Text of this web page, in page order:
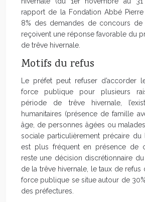
rapport de la Fondation Abbé
8% des demandes de concours
reçoivent une réponse favorable du
de trêve hivernale.
Motifs du refus
Le préfet peut refuser d’accorder
force publique pour plusieurs
période de trêve hivernale,
humanitaires (présence de famille
âge, de personnes âgées ou
sociale particulièrement précaire du
est plus fréquent en présence de
reste une décision discrétionnaire
de la trêve hivernale, le taux de
force publique se situe autour de
des préfectures.